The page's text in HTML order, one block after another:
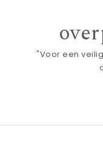
"Voor een